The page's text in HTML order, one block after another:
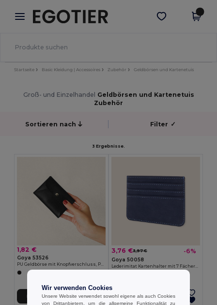
× Egotier App
Bessere Preise in der App!
App holen
Startseite Basic Kleidung | Accessoires Zubehör Geldbörsen und Kartenetuis
Groß- und Einzelhandel Geldbörsen und Kartenetuis
Zubehör
Sortieren nach Filter ✓
3 Ergebnisse.
1,82 €
Goya 53526
PU Geldbörse mit Knopfverschluss, PVC-frei OKANE
In den Warenkorb
3,76 €3,97 € -6%
Goya 50058
Lederimitat Kartenhalter mit 7 Fächern, RFID BANNER
In den Warenkorb
Wir verwenden Cookies
Unsere Website verwendet sowohl eigene als auch Cookies
von Drittanbietern, um die allgemeine Funktionalität zu